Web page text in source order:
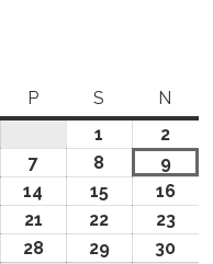
Ppiątek S sobotaN
1
sierpnia,
2026
2
2026
77
sierpnia,
2026
8
sierpnia,
2026
99
2026
14
sierpnia,
2026
1515
sierpnia,
2026
1616
21
sierpnia,
22
sierpnia,
2323
2828
2929
30